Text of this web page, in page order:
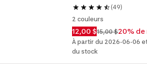
(49)
2 couleurs
12,00 $15,00 $20%
À partir du 2026-06-06
du stock